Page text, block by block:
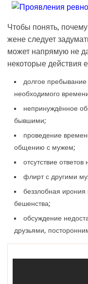
Чтобы понять,
жене следует
может напрямую не
некоторые действия
долгое
необходимого
непринуждённое
бывшими;
проведение
общению с мужем;
отсутствие
флирт с другими
беззлобная ирония
бешенства;
обсуждение
друзьями,